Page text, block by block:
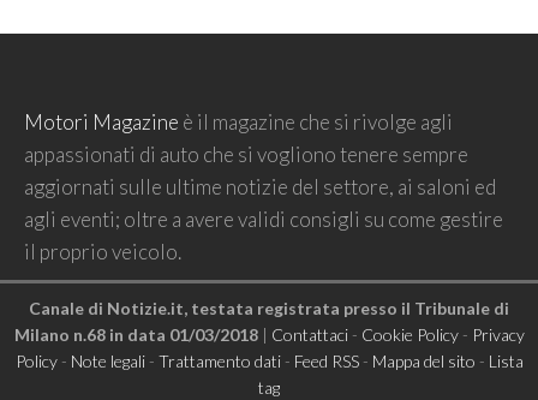
Motori Magazine è il magazine che si rivolge agli
appassionati di auto che si vogliono tenere sempre
aggiornati sulle ultime notizie del settore, ai saloni ed
agli eventi; oltre a avere validi consigli su come gestire
il proprio veicolo.
Canale di Notizie.it, testata registrata presso il Tribunale di
Milano n.68 in data 01/03/2018| Contattaci- Cookie Policy- Privacy
Policy- Note legali- Trattamento dati- Feed RSS- Mappa del sito - Lista
tag